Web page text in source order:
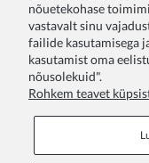
nõuetekohase
vastavalt sinu
failide kasutamisega
kasutamist oma
nõusolekuid".
Rohkem teavet